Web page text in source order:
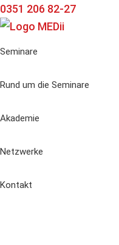
Zur
Hauptnavigation
Zum
Inhalt
Zur
Seitenspalte
0351 206 82-27
Seminare
Rund um die Seminare
Akademie
Netzwerke
Kontakt